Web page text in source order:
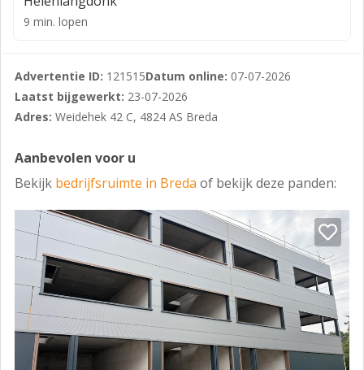
9 min. lopen
Advertentie ID: 121515Datum online: 07-07-2026
Laatst bijgewerkt: 23-07-2026
Adres: Weidehek 42 C, 4824 AS Breda
Aanbevolen voor u
Bekijk bedrijfsruimte in Breda of bekijk deze panden: